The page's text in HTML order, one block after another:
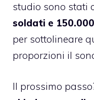
studio sono stati
soldati e
per sottolineare
proporzioni il
Il prossimo